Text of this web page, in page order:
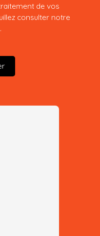
de vos
consulter notre
.